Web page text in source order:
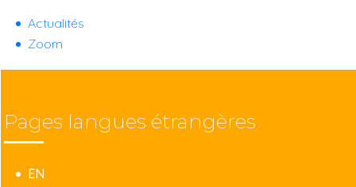
Actualités
Zoom
Pages langues étrangères
EN